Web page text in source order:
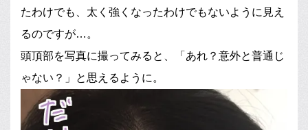
たわけでも、太く強くなったわけでもないように見え
るのですが…。
頭頂部を写真に撮ってみると、「あれ？意外と普通じ
ゃない？」と思えるように。